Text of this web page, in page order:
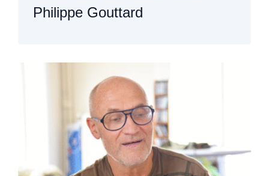
Philippe Gouttard